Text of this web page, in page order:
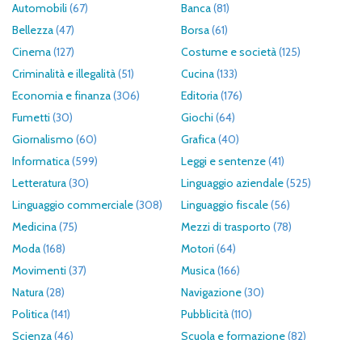
Automobili (67) Banca(81)
Bellezza(47) Borsa(61)
Cinema(127) Costume e società(125)
Criminalità e illegalità(51) Cucina(133)
Economia e finanza(306) Editoria(176)
Fumetti (30) Giochi (64)
Giornalismo (60) Grafica(40)
Informatica(599) Leggi e sentenze(41)
Letteratura(30) Linguaggio aziendale(525)
Linguaggio commerciale(308) Linguaggio fiscale(56)
Medicina(75) Mezzi di trasporto (78)
Moda(168) Motori (64)
Movimenti (37) Musica(166)
Natura(28) Navigazione(30)
Politica(141) Pubblicità(110)
Scienza(46) Scuola e formazione(82)